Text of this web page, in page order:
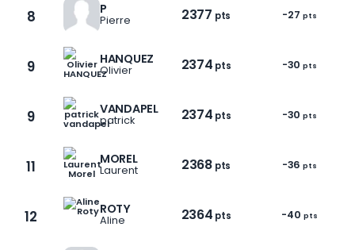
1 / 381
8 P
Pierre 2377 pts -27 pts
9 HANQUEZ
Olivier 2374 pts -30 pts
9 VANDAPEL
patrick 2374 pts -30 pts
11 MOREL
Laurent 2368 pts -36 pts
12 ROTY
Aline 2364 pts -40 pts